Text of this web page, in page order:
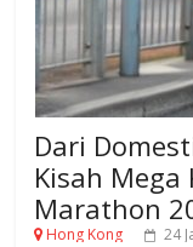
Dari
Kisah
Marathon
Hong Kong 24